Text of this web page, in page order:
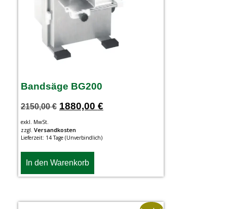
Bandsäge BG200
2150,00€ 1880,00 €
exkl. MwSt.
zzgl. Versandkosten
Lieferzeit: 14 Tage (Unverbindlich)
In den Warenkorb